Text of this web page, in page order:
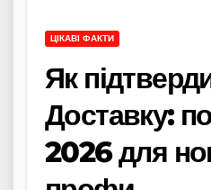
ЦІКАВІ ФАКТИ
Як
Доставку:
2026 для